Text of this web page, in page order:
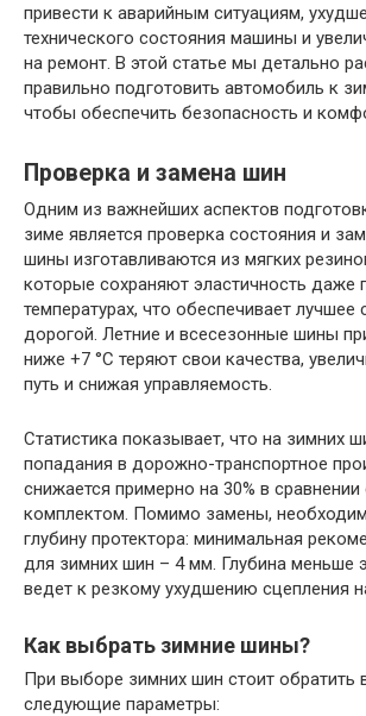
привести к аварийным ситуациям,
технического состояния машины и
на ремонт. В этой статье мы детально
правильно подготовить автомобиль к
чтобы обеспечить безопасность и
Проверка и замена шин
Одним из важнейших аспектов
зиме является проверка состояния и
шины изготавливаются из мягких
которые сохраняют эластичность даже
температурах, что обеспечивает лучшее
дорогой. Летние и всесезонные шины
ниже +7 °C теряют свои качества,
путь и снижая управляемость.
Статистика показывает, что на зимних
попадания в дорожно-транспортное
снижается примерно на 30% в сравнении
комплектом. Помимо замены,
глубину протектора: минимальная
для зимних шин – 4 мм. Глубина меньше
ведет к резкому ухудшению сцепления
Как выбрать зимние шины?
При выборе зимних шин стоит обратить
следующие параметры: